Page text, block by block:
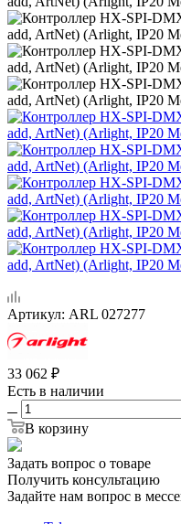
Артикул: ARL 027277
33 062 ₽
Есть в наличии
В корзину
Задать вопрос о товаре
Получить консультацию
Задайте нам вопрос в